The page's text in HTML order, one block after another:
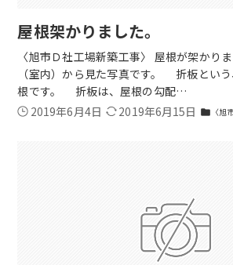
屋根架かりました。
〈旭市Ｄ社工場新築工事〉 屋根が架か
（室内）から見た写真です。 折板とい
根です。 折板は、屋根の勾配…
2019年6月4日
2019年6月15日 folder 〈旭